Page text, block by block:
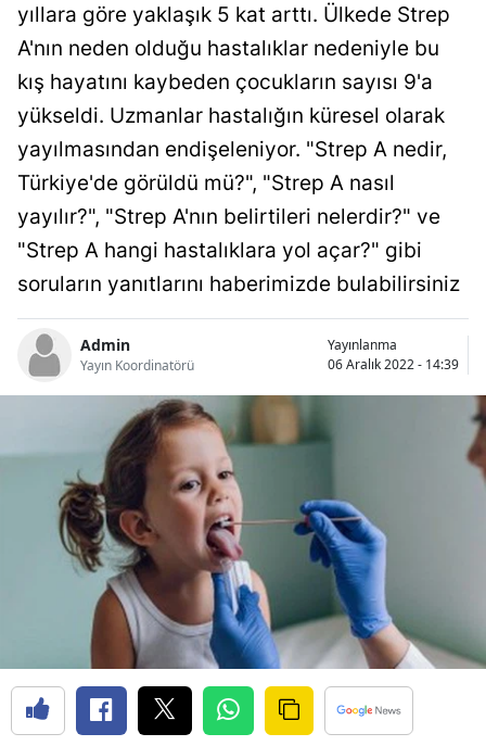
Artvin
Balıkesir
Bilecik
Bitlis
Bolu
Burdur
Çorum
Denizli
Diyarbakır
Edirne
Elazığ
Erzincan
yıllara göre yaklaşık 5 kat arttı. Ülkede Strep
A'nın neden olduğu hastalıklar nedeniyle bu
kış hayatını kaybeden çocukların sayısı 9'a
yükseldi. Uzmanlar hastalığın küresel olarak
yayılmasından endişeleniyor. "Strep A nedir,
Türkiye'de görüldü mü?", "Strep A nasıl
yayılır?", "Strep A'nın belirtileri nelerdir?" ve
"Strep A hangi hastalıklara yol açar?" gibi
soruların yanıtlarını haberimizde bulabilirsiniz
Admin
Yayın Koordinatörü
Yayınlanma
06 Aralık 2022 - 14:39